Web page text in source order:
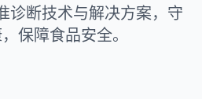
诊断技术与解决方案，守
保障食品安全。